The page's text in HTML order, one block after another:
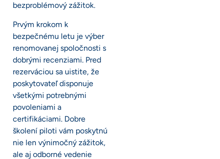
bezproblémový zážitok.
Prvým krokom k
bezpečnému letu je výber
renomovanej spoločnosti s
dobrými recenziami. Pred
rezerváciou sa uistite, že
poskytovateľ disponuje
všetkými potrebnými
povoleniami a
certifikáciami. Dobre
školení piloti vám poskytnú
nie len výnimočný zážitok,
ale aj odborné vedenie